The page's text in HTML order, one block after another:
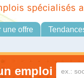
une offre
emploi